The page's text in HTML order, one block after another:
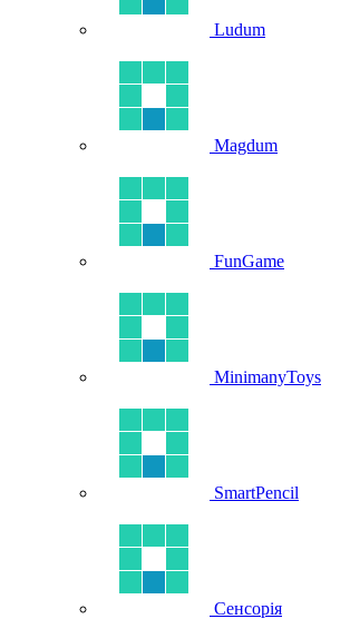
Ludum
Magdum
FunGame
MinimanyToys
SmartPencil
Сенсорія